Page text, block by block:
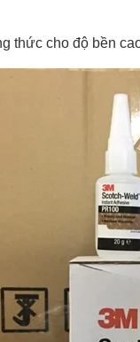
thức cho độ bền